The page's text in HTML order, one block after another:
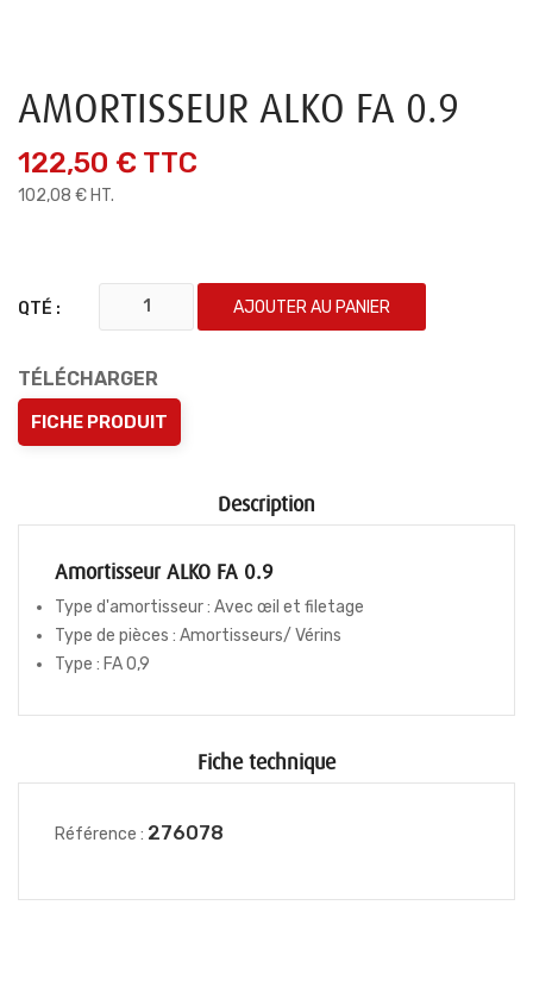
AMORTISSEUR ALKO FA 0.9
122,50 € TTC
102,08 € HT.
QTÉ : AJOUTER AU PANIER
TÉLÉCHARGER
FICHE PRODUIT
Description
Amortisseur ALKO FA 0.9
Type d'amortisseur : Avec œil et filetage
Type de pièces : Amortisseurs/ Vérins
Type : FA 0,9
Fiche technique
Référence : 276078